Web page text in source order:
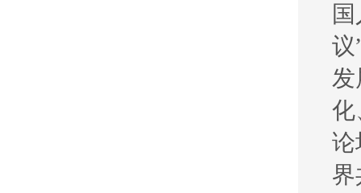
议
发
化
论